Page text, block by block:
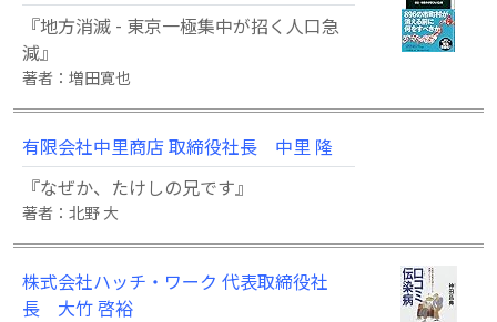
『地方消滅 - 東京一極集中が招く人口急
減』
著者：増田寛也
有限会社中里商店 取締役社長 中里 隆
『なぜか、たけしの兄です』
著者：北野 大
株式会社ハッチ・ワーク 代表取締役社
長 大竹 啓裕